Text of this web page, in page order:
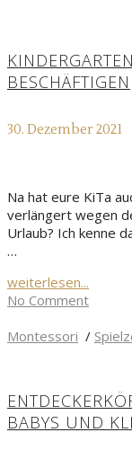
BESCHÄFTIGEN
30. Dezember 2021
Na hat eure KiTa
verlängert wegen
Urlaub? Ich kenne
…
weiterlesen...
No Comment
Montessori /
BABYS UND